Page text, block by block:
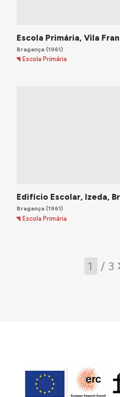
Escola Primária, Vila
Bragança(1961)
Escola Primária
Edifício Escolar, Izeda,
Bragança(1961)
Escola Primária
/ 3